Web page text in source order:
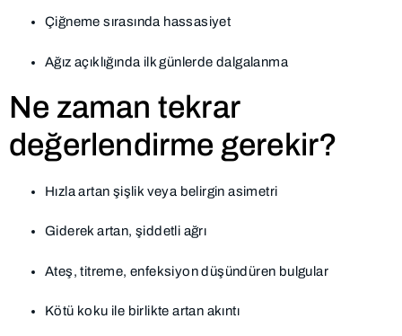
Çiğneme sırasında hassasiyet
Ağız açıklığında ilk günlerde dalgalanma
Ne zaman tekrar
değerlendirme gerekir?
Hızla artan şişlik veya belirgin asimetri
Giderek artan, şiddetli ağrı
Ateş, titreme, enfeksiyon düşündüren bulgular
Kötü koku ile birlikte artan akıntı